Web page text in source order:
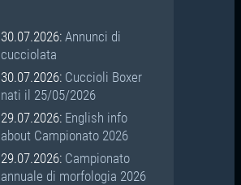
30.07.2026: Annunci di
cucciolata
30.07.2026: Cuccioli Boxer
nati il 25/05/2026
29.07.2026: English info
about Campionato 2026
29.07.2026: Campionato
annuale di morfologia 2026